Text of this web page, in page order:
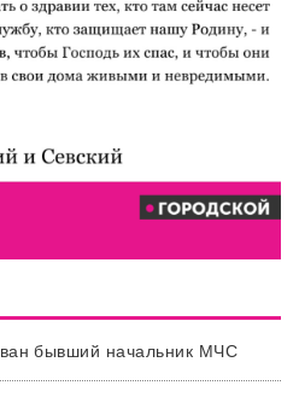
бывший начальник МЧС